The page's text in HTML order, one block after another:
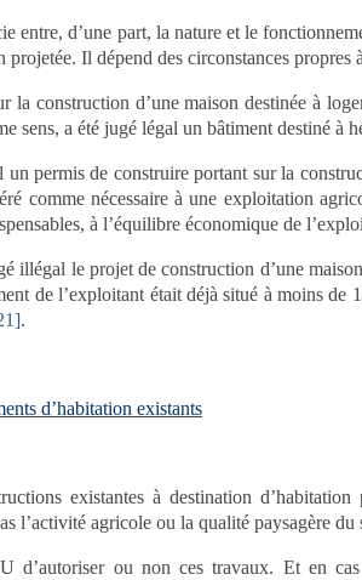
entre, d’une part, la nature et le
Il dépend des circonstances propres
la construction d’une maison destinée à
sens, a été jugé légal un bâtiment destiné à
un permis de construire portant sur la
comme nécessaire à une exploitation
à l’équilibre économique de
illégal le projet de construction d’une
de l’exploitant était déjà situé à moins
.
d’habitation existants
existantes à destination
l’activité agricole ou la qualité paysagère du
d’autoriser ou non ces travaux. Et en